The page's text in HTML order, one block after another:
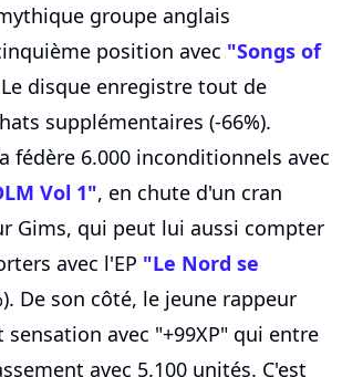
groupe anglais
position avec "Songs of
disque enregistre tout de
supplémentaires (-66%).
fédère 6.000 inconditionnels avec
Vol 1", en chute d'un cran
Gims, qui peut lui aussi compter
avec l'EP "Le Nord se
De son côté, le jeune rappeur
sensation avec "+99XP" qui entre
avec 5.100 unités. C'est